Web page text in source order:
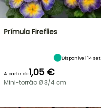
Prímula Fireflies
Disponível 14 set.
A partir de1,05 €
Mini-torrão Ø 3/4 cm